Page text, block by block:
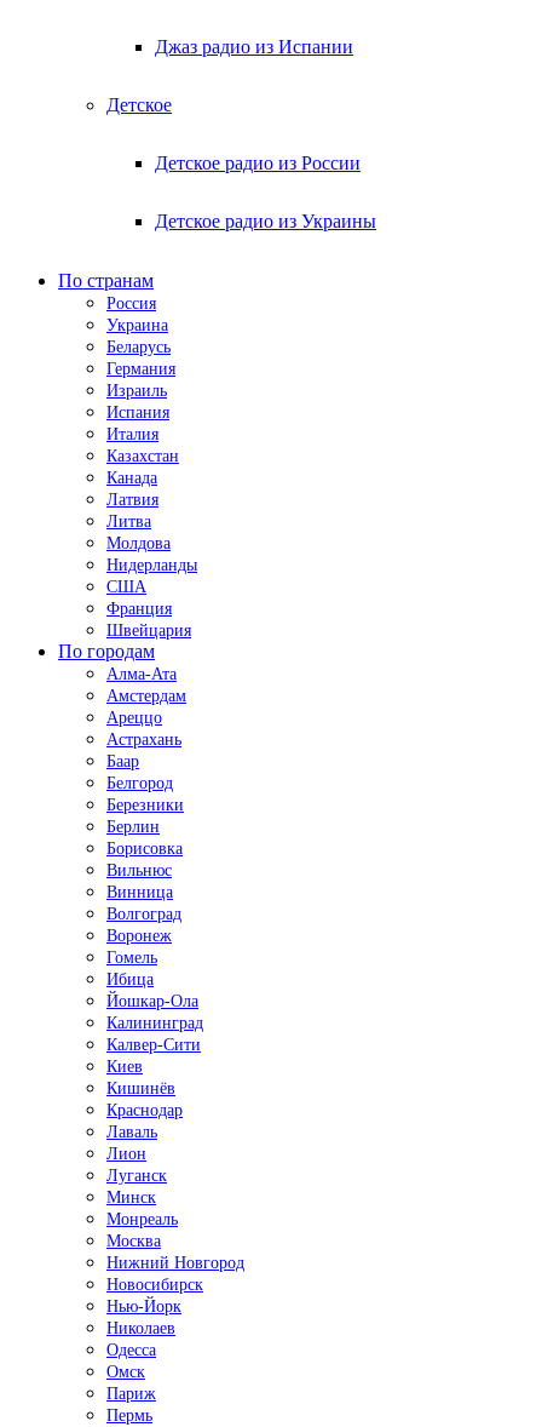
Джаз радио из Испании
Детское
Детское радио из России
Детское радио из Украины
По странам
Россия
Украина
Беларусь
Германия
Израиль
Испания
Италия
Казахстан
Канада
Латвия
Литва
Молдова
Нидерланды
США
Франция
Швейцария
По городам
Алма-Ата
Амстердам
Ареццо
Астрахань
Баар
Белгород
Березники
Берлин
Борисовка
Вильнюс
Винница
Волгоград
Воронеж
Гомель
Ибица
Йошкар-Ола
Калининград
Калвер-Сити
Киев
Кишинёв
Краснодар
Лаваль
Лион
Луганск
Минск
Монреаль
Москва
Нижний Новгород
Новосибирск
Нью-Йорк
Николаев
Одесса
Омск
Париж
Пермь